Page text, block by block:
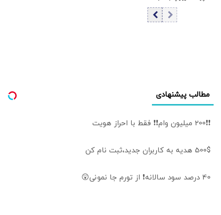
۱۵ مرداد 1405/
کاهش قیمت دلار و
مطالب پیشنهادی
❗❗200 میلیون وام❗❗ فقط با احراز هویت
500$ هدیه به کاربران جدید،ثبت نام کن
40 درصد سود سالانه❗ از تورم جا نمونی😲